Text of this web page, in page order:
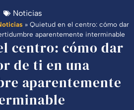
Noticias
» Quietud en el centro: cómo dar
aparentemente interminable
centro: cómo dar
de ti en una
aparentemente